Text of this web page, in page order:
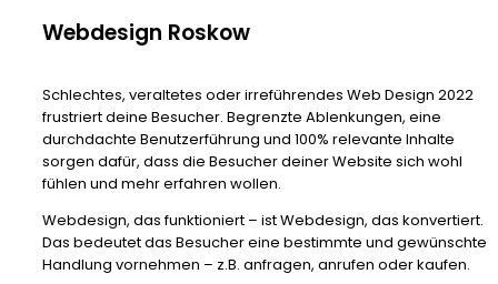
Webdesign Roskow
Schlechtes, veraltetes oder irreführendes Web Design 2022
frustriert deine Besucher. Begrenzte Ablenkungen, eine
durchdachte Benutzerführung und 100% relevante Inhalte
sorgen dafür, dass die Besucher deiner Website sich wohl
fühlen und mehr erfahren wollen.
Webdesign, das funktioniert – ist Webdesign, das konvertiert.
Das bedeutet das Besucher eine bestimmte und gewünschte
Handlung vornehmen – z.B. anfragen, anrufen oder kaufen.